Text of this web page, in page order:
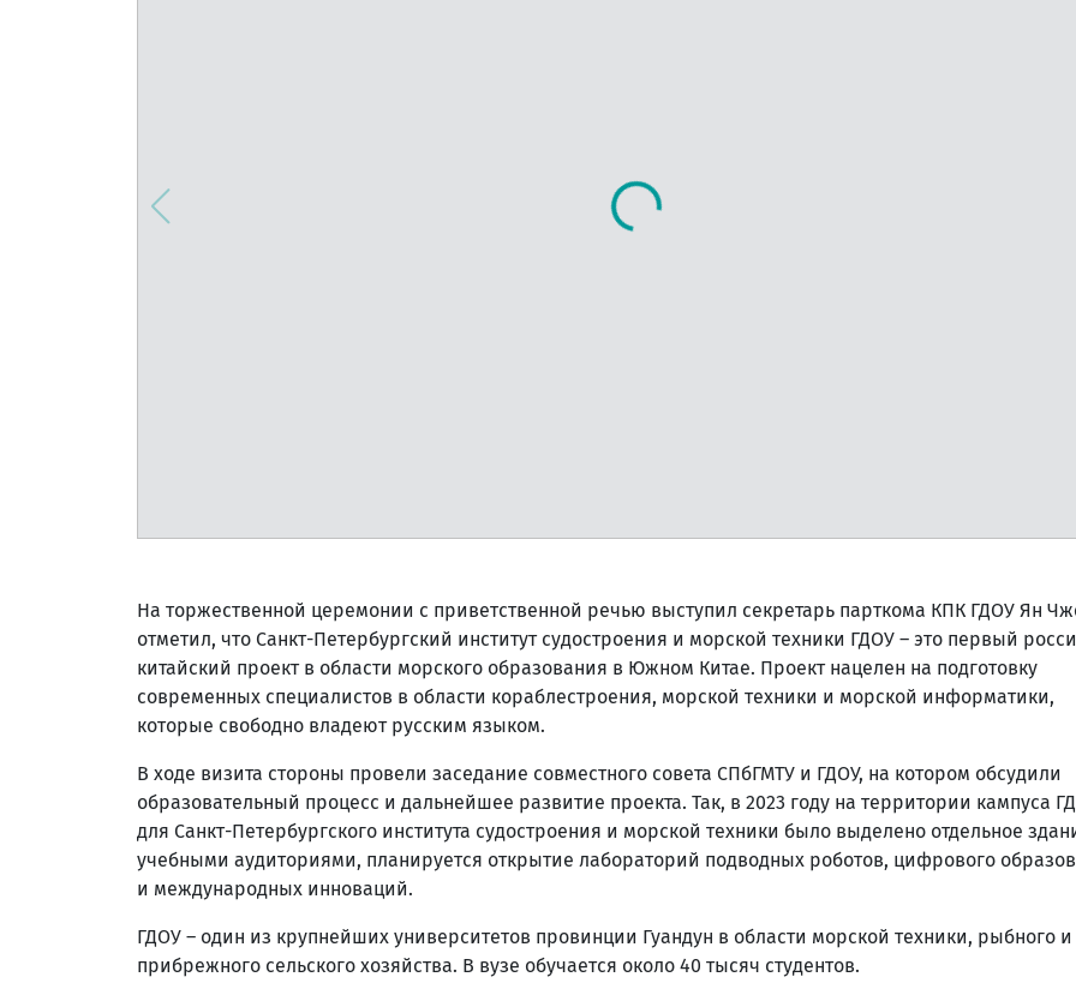
На торжественной церемонии с приветственной речью выступил секретарь парткома КПК ГДОУ Ян
отметил, что Санкт-Петербургский институт судостроения и морской техники ГДОУ – это первый
китайский проект в области морского образования в Южном Китае. Проект нацелен на подготовку
современных специалистов в области кораблестроения, морской техники и морской информатики,
которые свободно владеют русским языком.
В ходе визита стороны провели заседание совместного совета СПбГМТУ и ГДОУ, на котором обсудили
образовательный процесс и дальнейшее развитие проекта. Так, в 2023 году на территории кампуса
для Санкт-Петербургского института судостроения и морской техники было выделено отдельное
учебными аудиториями, планируется открытие лабораторий подводных роботов, цифрового
и международных инноваций.
ГДОУ – один из крупнейших университетов провинции Гуандун в области морской техники, рыбного и
прибрежного сельского хозяйства. В вузе обучается около 40 тысяч студентов.